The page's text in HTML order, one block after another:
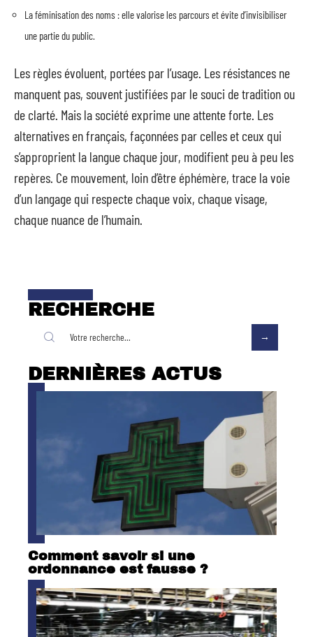
La féminisation des noms : elle valorise les parcours et évite d’invisibiliser
une partie du public.
Les règles évoluent, portées par l’usage. Les résistances ne
manquent pas, souvent justifiées par le souci de tradition ou
de clarté. Mais la société exprime une attente forte. Les
alternatives en français, façonnées par celles et ceux qui
s’approprient la langue chaque jour, modifient peu à peu les
repères. Ce mouvement, loin d’être éphémère, trace la voie
d’un langage qui respecte chaque voix, chaque visage,
chaque nuance de l’humain.
RECHERCHE
DERNIÈRES ACTUS
Comment savoir si une
ordonnance est fausse ?